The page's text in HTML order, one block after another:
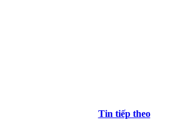
Tin tiếp theo